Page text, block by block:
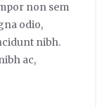
non sem
odio,
nibh.
ac,